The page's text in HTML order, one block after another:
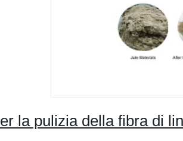
la pulizia della fibra di